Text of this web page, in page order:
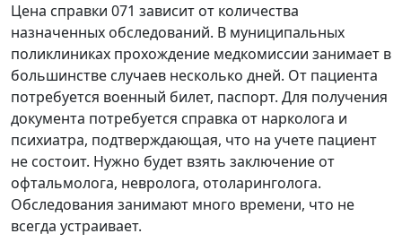
Цена справки 071 зависит от количества
назначенных обследований. В муниципальных
поликлиниках прохождение медкомиссии занимает в
большинстве случаев несколько дней. От пациента
потребуется военный билет, паспорт. Для получения
документа потребуется справка от нарколога и
психиатра, подтверждающая, что на учете пациент
не состоит. Нужно будет взять заключение от
офтальмолога, невролога, отоларинголога.
Обследования занимают много времени, что не
всегда устраивает.